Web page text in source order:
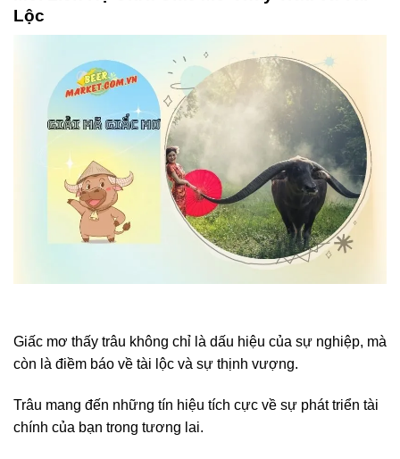
Lộc
Giấc mơ thấy trâu không chỉ là dấu hiệu của sự nghiệp, mà
còn là điềm báo về tài lộc và sự thịnh vượng.
Trâu mang đến những tín hiệu tích cực về sự phát triển tài
chính của bạn trong tương lai.